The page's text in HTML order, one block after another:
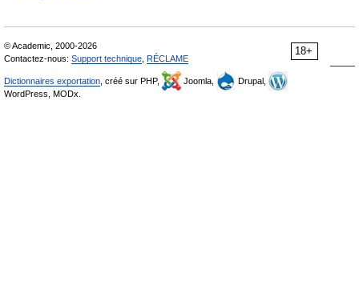
18+
© Academic, 2000-2026
Contactez-nous: Support technique RÉCLAME
Dictionnaires exportation , créé sur PHP, Joomla,
Drupal,
WordPress, MODx.